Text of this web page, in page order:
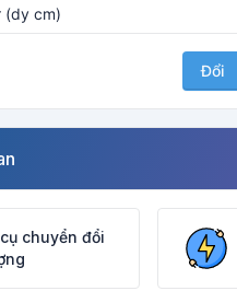
Đổi
chuyển đổi